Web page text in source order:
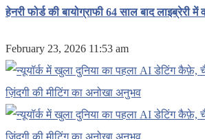
हेनरी फोर्ड की बायोग्राफी 64 साल बाद लाइब्रेरी
February 23, 2026 11:53 am